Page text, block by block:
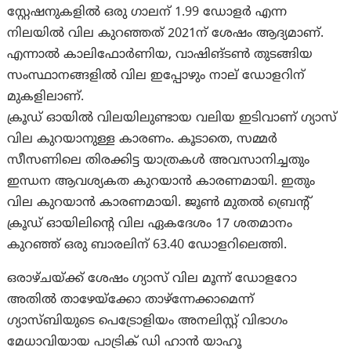
സ്റ്റേഷനുകളിൽ ഒരു ഗാലന് 1.99 ഡോളർ എന്ന
നിലയിൽ വില കുറഞ്ഞത് 2021ന് ശേഷം ആദ്യമാണ്.
എന്നാൽ കാലിഫോർണിയ, വാഷിങ്ടൺ തുടങ്ങിയ
സംസ്ഥാനങ്ങളിൽ വില ഇപ്പോഴും നാല് ഡോളറിന്
മുകളിലാണ്.​
ക്രൂഡ് ഓയിൽ വിലയിലുണ്ടായ വലിയ ഇടിവാണ് ഗ്യാസ്
വില കുറയാനുള്ള കാരണം. കൂടാതെ, സമ്മർ
സീസണിലെ തിരക്കിട്ട യാത്രകൾ അവസാനിച്ചതും
ഇന്ധന ആവശ്യകത കുറയാൻ കാരണമായി. ഇതും
വില കുറയാൻ കാരണമായി. ജൂൺ മുതൽ ബ്രെന്റ്
ക്രൂഡ് ഓയിലിന്റെ വില ഏകദേശം 17 ശതമാനം
കുറഞ്ഞ് ഒരു ബാരലിന് 63.40 ഡോളറിലെത്തി.
ഒരാഴ്ചയ്ക്ക് ശേഷം ഗ്യാസ് വില മൂന്ന് ഡോളറോ
അതിൽ താഴേയ്ക്കോ താഴ്ന്നേക്കാമെന്ന്
ഗ്യാസ്ബിയുടെ പെട്രോളിയം അനലിസ്റ്റ് വിഭാഗം
മേധാവിയായ പാട്രിക് ഡി ഹാൻ യാഹൂ